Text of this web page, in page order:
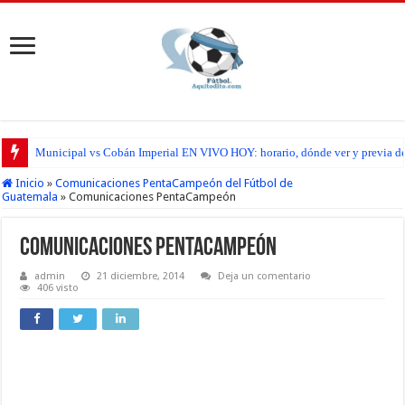
Municipal vs Cobán Imperial EN VIVO HOY: horario, dónde ver y previa
Inicio » Comunicaciones PentaCampeón del Fútbol de
Guatemala » Comunicaciones PentaCampeón
Comunicaciones PentaCampeón
admin 21 diciembre, 2014
Deja un comentario
406 visto